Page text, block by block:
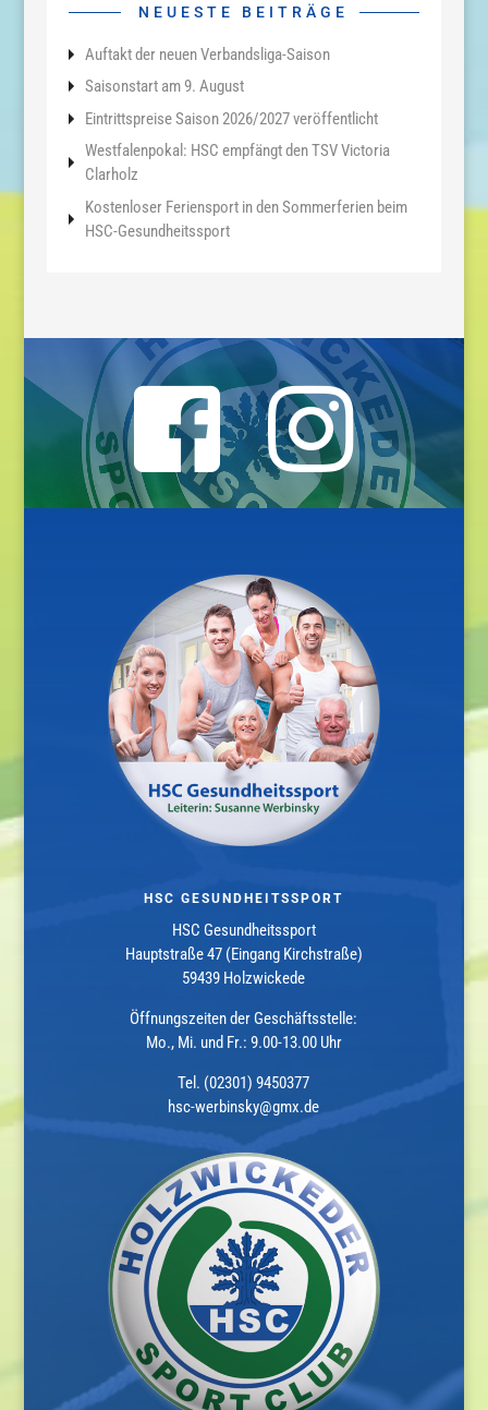
NEUESTE BEITRÄGE
Auftakt der neuen Verbandsliga-Saison
Saisonstart am 9. August
Eintrittspreise Saison 2026/2027 veröffentlicht
Westfalenpokal: HSC empfängt den TSV Victoria
Clarholz
Kostenloser Feriensport in den Sommerferien beim
HSC-Gesundheitssport
HSC GESUNDHEITSSPORT
HSC Gesundheitssport
Hauptstraße 47 (Eingang Kirchstraße)
59439 Holzwickede
Öffnungszeiten der Geschäftsstelle:
Mo., Mi. und Fr.: 9.00-13.00 Uhr
Tel. (02301) 9450377
hsc-werbinsky@gmx.de